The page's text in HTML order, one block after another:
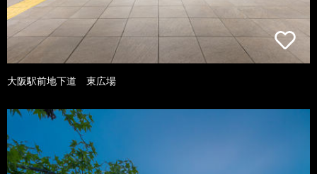
大阪駅前地下道 東広場